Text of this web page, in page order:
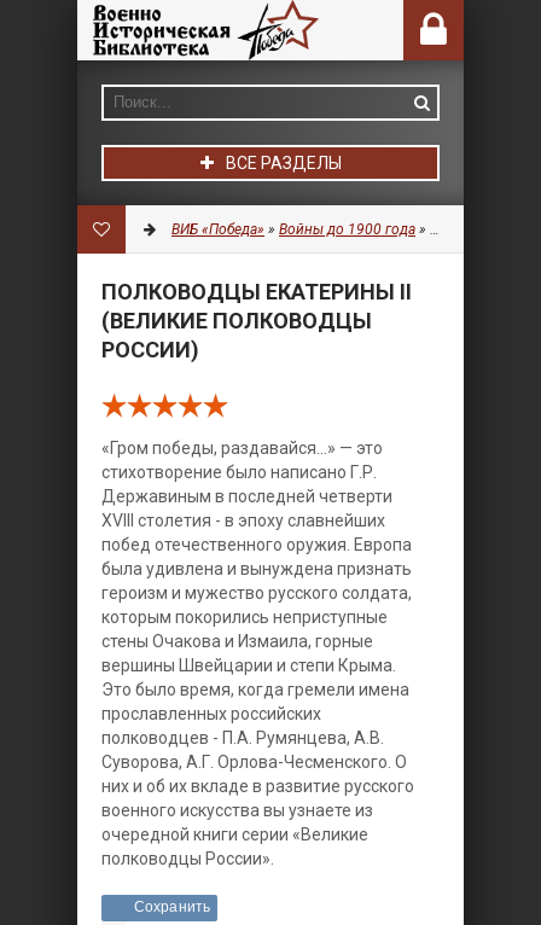
ВСЕ РАЗДЕЛЫ
ВИБ «Победа» » Войны до 1900 года » История
ПОЛКОВОДЦЫ ЕКАТЕРИНЫ II
(ВЕЛИКИЕ ПОЛКОВОДЦЫ
РОССИИ)
«Гром победы, раздавайся...» — это
стихотворение было написано Г.Р.
Державиным в последней четверти
XVIII столетия - в эпоху славнейших
побед отечественного оружия. Европа
была удивлена и вынуждена признать
героизм и мужество русского солдата,
которым покорились неприступные
стены Очакова и Измаила, горные
вершины Швейцарии и степи Крыма.
Это было время, когда гремели имена
прославленных российских
полководцев - П.А. Румянцева, А.В.
Суворова, А.Г. Орлова-Чесменского. О
них и об их вкладе в развитие русского
военного искусства вы узнаете из
очередной книги серии «Великие
полководцы России».
Сохранить